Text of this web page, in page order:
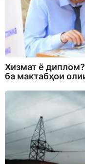
Хизмат ё
ба мактабҳои